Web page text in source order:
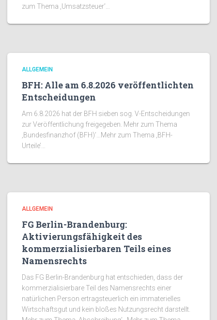
zum Thema ‚Umsatzsteuer’…
ALLGEMEIN
BFH: Alle am 6.8.2026 veröffentlichten
Entscheidungen
Am 6.8.2026 hat der BFH sieben sog. V-Entscheidungen
zur Veröffentlichung freigegeben. Mehr zum Thema
‚Bundesfinanzhof (BFH)’…Mehr zum Thema ‚BFH-
Urteile’…
ALLGEMEIN
FG Berlin-Brandenburg:
Aktivierungsfähigkeit des
kommerzialisierbaren Teils eines
Namensrechts
Das FG Berlin-Brandenburg hat entschieden, dass der
kommerzialisierbare Teil des Namensrechts einer
natürlichen Person ertragsteuerlich ein immaterielles
Wirtschaftsgut und kein bloßes Nutzungsrecht darstellt.